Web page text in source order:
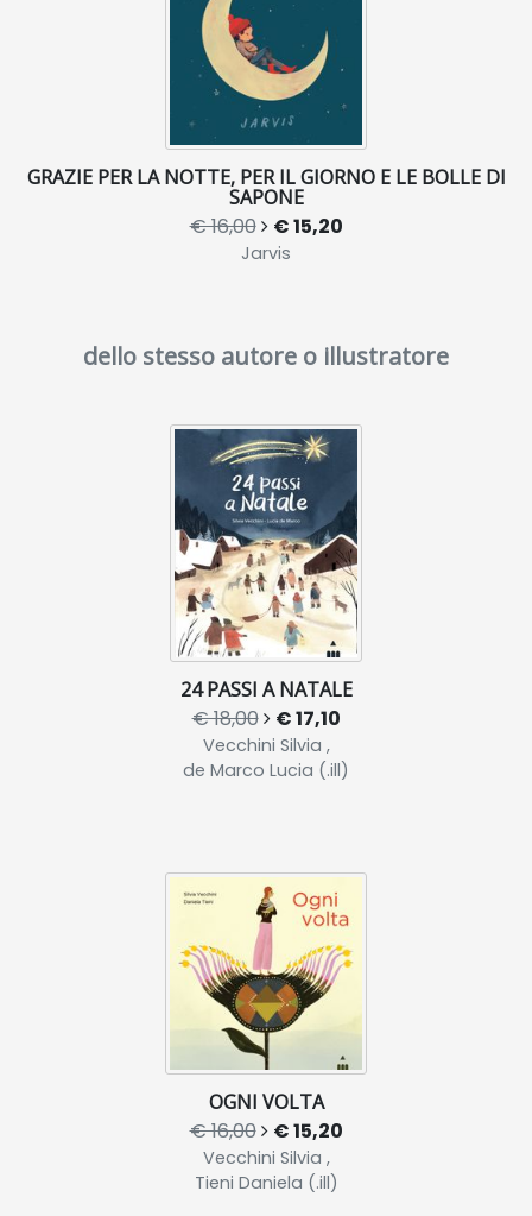
GRAZIE PER LA NOTTE, PER IL GIORNO E LE BOLLE DI
SAPONE
€ 16,00 € 15,20
Jarvis
dello stesso autore o illustratore
24 PASSI A NATALE
€ 18,00 € 17,10
Vecchini Silvia ,
de Marco Lucia (.ill)
OGNI VOLTA
€ 16,00 € 15,20
Vecchini Silvia ,
Tieni Daniela (.ill)